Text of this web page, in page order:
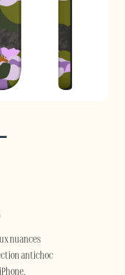
nuances
antichoc